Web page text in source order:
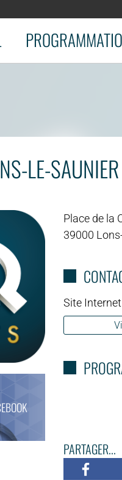
LE-SAUNIER
Place de la
39000
Site Internet
PARTAGER...